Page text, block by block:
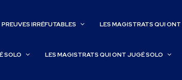
PREUVES IRRÉFUTABLES LES MAGISTRATS QUI
SOLO LES MAGISTRATS QUI ONT JUGÉ SOLO